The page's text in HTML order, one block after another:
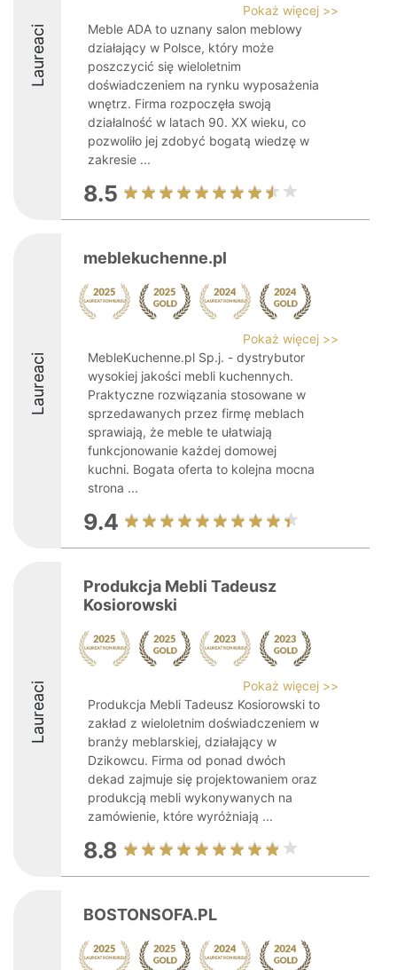
Laureaci
Pokaż więcej >>
Meble ADA to uznany salon meblowy
działający w Polsce, który może
poszczycić się wieloletnim
doświadczeniem na rynku wyposażenia
wnętrz. Firma rozpoczęła swoją
działalność w latach 90. XX wieku, co
pozwoliło jej zdobyć bogatą wiedzę w
zakresie ...
8.5
Laureaci
meblekuchenne.pl
Pokaż więcej >>
MebleKuchenne.pl Sp.j. - dystrybutor
wysokiej jakości mebli kuchennych.
Praktyczne rozwiązania stosowane w
sprzedawanych przez firmę meblach
sprawiają, że meble te ułatwiają
funkcjonowanie każdej domowej
kuchni. Bogata oferta to kolejna mocna
strona ...
9.4
Laureaci
Produkcja Mebli Tadeusz
Kosiorowski
Pokaż więcej >>
Produkcja Mebli Tadeusz Kosiorowski to
zakład z wieloletnim doświadczeniem w
branży meblarskiej, działający w
Dzikowcu. Firma od ponad dwóch
dekad zajmuje się projektowaniem oraz
produkcją mebli wykonywanych na
zamówienie, które wyróżniają ...
8.8
BOSTONSOFA.PL